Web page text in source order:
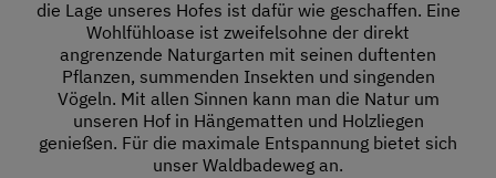
die Lage unseres Hofes ist dafür wie geschaffen. Eine
Wohlfühloase ist zweifelsohne der direkt
angrenzende Naturgarten mit seinen duftenten
Pflanzen, summenden Insekten und singenden
Vögeln. Mit allen Sinnen kann man die Natur um
unseren Hof in Hängematten und Holzliegen
genießen. Für die maximale Entspannung bietet sich
unser Waldbadeweg an.